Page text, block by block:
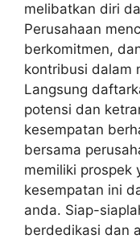
melibatkan diri
Perusahaan
berkomitmen,
kontribusi dalam
Langsung
potensi dan
kesempatan
bersama
memiliki prospek
kesempatan ini
anda. Siap-
berdedikasi dan